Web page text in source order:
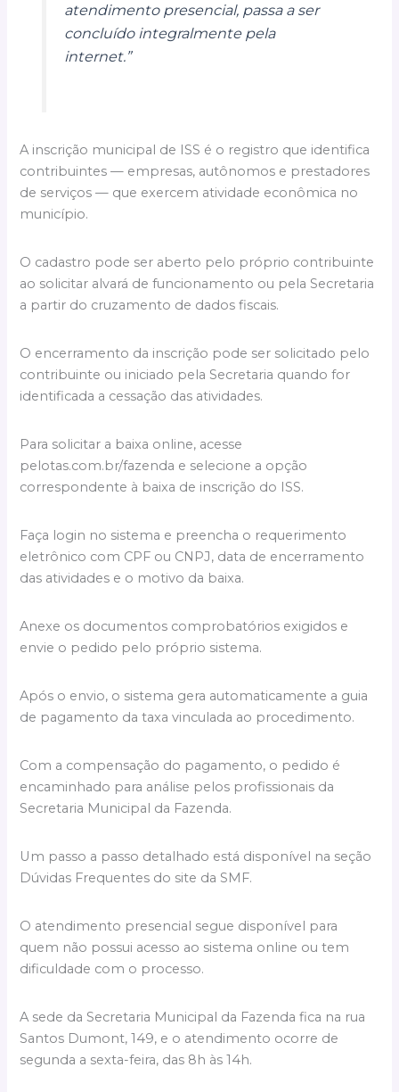
atendimento presencial, passa a ser
concluído integralmente pela
internet.”
A inscrição municipal de ISS é o registro que identifica
contribuintes — empresas, autônomos e prestadores
de serviços — que exercem atividade econômica no
município.
O cadastro pode ser aberto pelo próprio contribuinte
ao solicitar alvará de funcionamento ou pela Secretaria
a partir do cruzamento de dados fiscais.
O encerramento da inscrição pode ser solicitado pelo
contribuinte ou iniciado pela Secretaria quando for
identificada a cessação das atividades.
Para solicitar a baixa online, acesse
pelotas.com.br/fazenda e selecione a opção
correspondente à baixa de inscrição do ISS.
Faça login no sistema e preencha o requerimento
eletrônico com CPF ou CNPJ, data de encerramento
das atividades e o motivo da baixa.
Anexe os documentos comprobatórios exigidos e
envie o pedido pelo próprio sistema.
Após o envio, o sistema gera automaticamente a guia
de pagamento da taxa vinculada ao procedimento.
Com a compensação do pagamento, o pedido é
encaminhado para análise pelos profissionais da
Secretaria Municipal da Fazenda.
Um passo a passo detalhado está disponível na seção
Dúvidas Frequentes do site da SMF.
O atendimento presencial segue disponível para
quem não possui acesso ao sistema online ou tem
dificuldade com o processo.
A sede da Secretaria Municipal da Fazenda fica na rua
Santos Dumont, 149, e o atendimento ocorre de
segunda a sexta-feira, das 8h às 14h.